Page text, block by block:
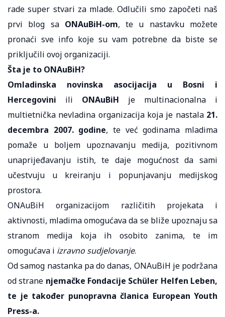
rade super stvari za mlade. Odlučili smo započeti naš
prvi blog saONAuBiH-om, te u nastavku možete
pronaći sve info koje su vam potrebne da biste se
priključili ovoj organizaciji.
Šta je to ONAuBiH?
Omladinska novinska asocijacija u Bosni i
Hercegovini ili ONAuBiH je multinacionalna i
multietnička nevladina organizacija koja je nastala 21.
decembra 2007. godine, te već godinama mladima
pomaže u boljem upoznavanju medija, pozitivnom
unaprijeđavanju istih, te daje mogućnost da sami
učestvuju u kreiranju i popunjavanju medijskog
prostora.
ONAuBiH organizacijom različitih projekata i
aktivnosti, mladima omogućava da se bliže upoznaju sa
stranom medija koja ih osobito zanima, te im
omogućava i izravno sudjelovanje.
Od samog nastanka pa do danas, ONAuBiH je podržana
od strane njemačke Fondacije Schüler Helfen Leben,
te je također punopravna članica European Youth
Press-a.